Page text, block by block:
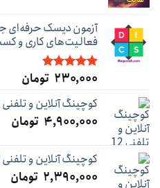
بود.آزمون دیسک حرفه‌ای
فعالیت‌های کاری و
نمره5.00
۲۳۰,۰۰۰ تومان
کوچینگ آنلاین و تلفنی 12 جلسه‌ای
۴,۹۰۰,۰۰۰ تومان
کوچینگ آنلاین و تلفنی 6 جلسه‌ای
۲,۳۹۰,۰۰۰ تومان